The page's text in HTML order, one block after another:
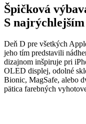
Špičková
S
Deň D pre všetkých
jeho tím predstavili
dizajnom inšpiruje pri
OLED displej, odolné
Bionic, MagSafe, alebo
pätica farebných